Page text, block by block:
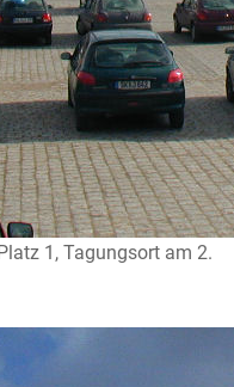
1, Tagungsort am 2.